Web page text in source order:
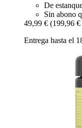
De
Sin abono
49,99 € (199,96
Entrega hasta el